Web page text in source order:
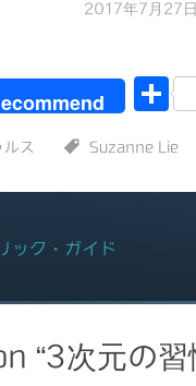
2017年7月27日
共
ルス Suzanne Lie
ック・ガイド
“3次元の習